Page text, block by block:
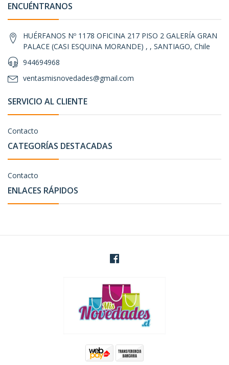
ENCUÉNTRANOS
HUÉRFANOS Nº 1178 OFICINA 217 PISO 2 GALERÍA GRAN
PALACE (CASI ESQUINA MORANDE) , , SANTIAGO, Chile
944694968
ventasmisnovedades@gmail.com
SERVICIO AL CLIENTE
Contacto
CATEGORÍAS DESTACADAS
Contacto
ENLACES RÁPIDOS